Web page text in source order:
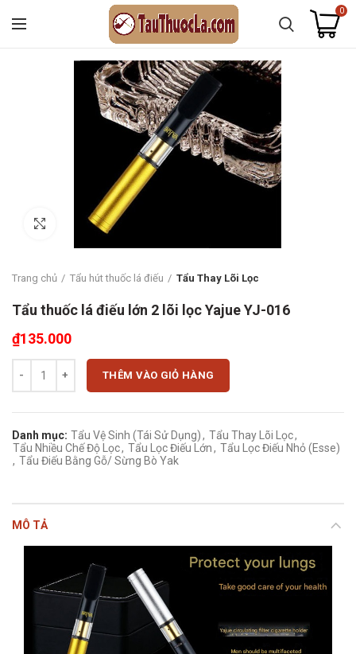
0
Click to enlarge
Trang chủ Tẩu hút thuốc lá điếu Tẩu Thay Lõi Lọc
Tẩu thuốc lá điếu lớn 2 lõi lọc Yajue YJ-016
₫135.000
Tẩu thuốc lá điếu lớn 2 lõi lọc Yajue YJ-016 số lượng
THÊM VÀO GIỎ HÀNG
Danh mục: Tẩu Vệ Sinh (Tái Sử Dụng), Tẩu Thay Lõi Lọc,
Tẩu Nhiều Chế Độ Lọc, Tẩu Lọc Điếu Lớn, Tẩu Lọc Điếu Nhỏ (Esse)
, Tẩu Điếu Bằng Gỗ/ Sừng Bò Yak
MÔ TẢ